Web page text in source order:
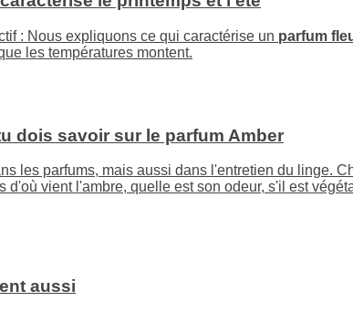
: Nous expliquons ce qui caractérise un parfum
les températures montent.
dois savoir sur le parfum Amber
les parfums, mais aussi dans l'entretien du linge.
vient l'ambre, quelle est son odeur, s'il est
aussi